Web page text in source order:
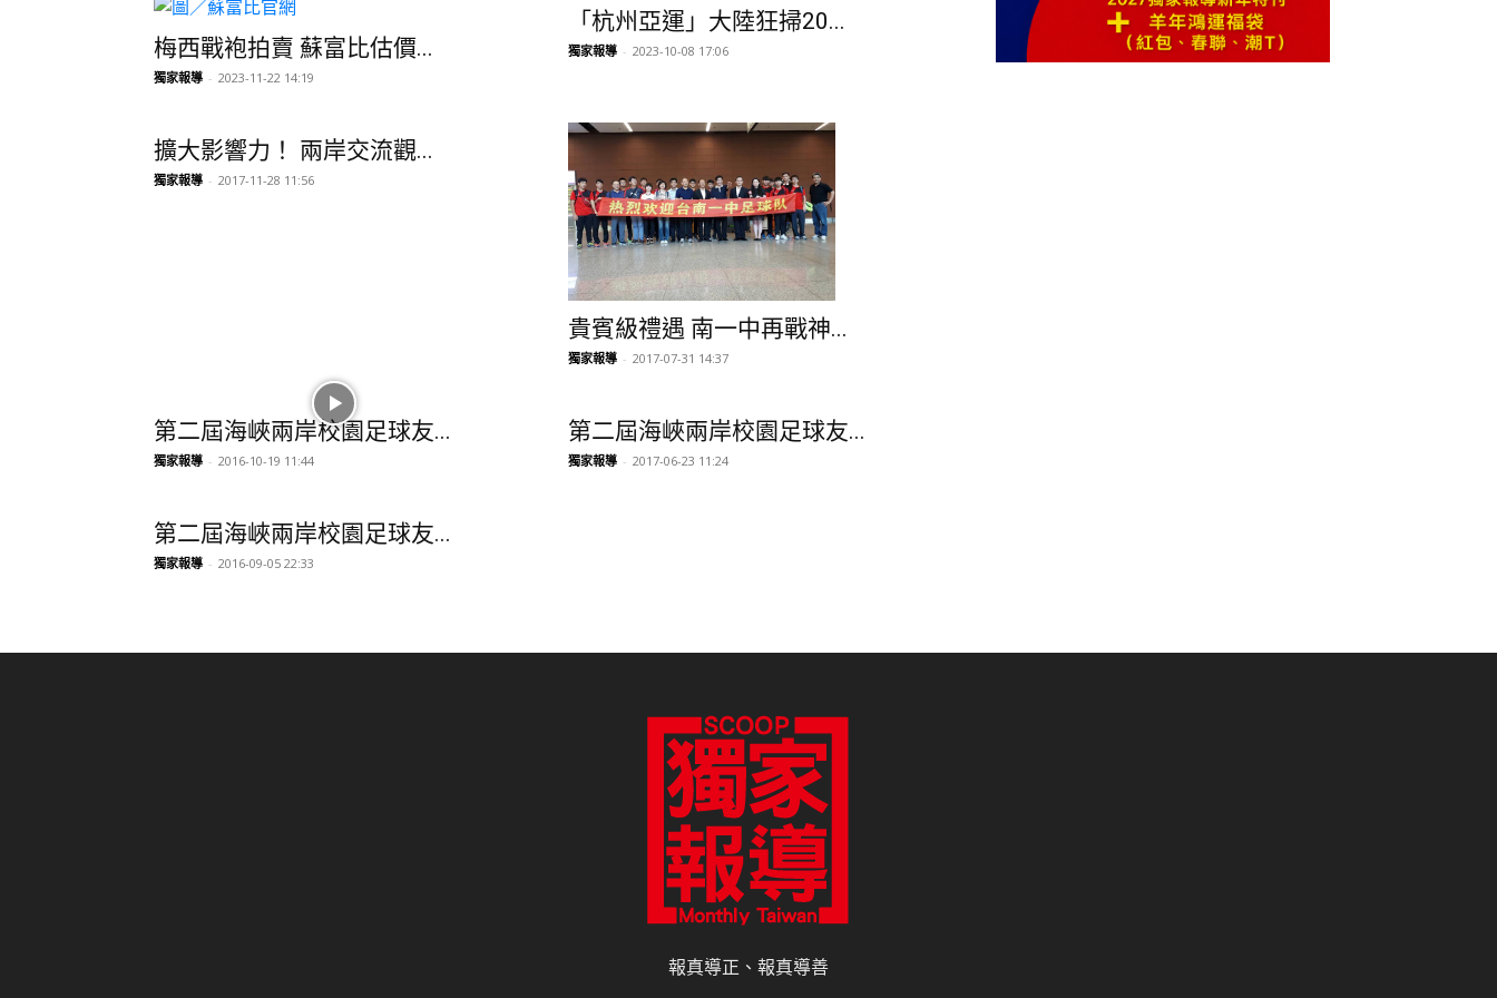
梅西戰袍拍賣 蘇富比估價...
獨家報導 - 2023-11-22 14:19
「杭州亞運」大陸狂掃20...
獨家報導 - 2023-10-08 17:06
擴大影響力！ 兩岸交流觀...
獨家報導 - 2017-11-28 11:56
貴賓級禮遇 南一中再戰神...
獨家報導 - 2017-07-31 14:37
第二屆海峽兩岸校園足球友...
獨家報導 - 2016-10-19 11:44
第二屆海峽兩岸校園足球友...
獨家報導 - 2017-06-23 11:24
第二屆海峽兩岸校園足球友...
獨家報導 - 2016-09-05 22:33
報真導正、報真導善